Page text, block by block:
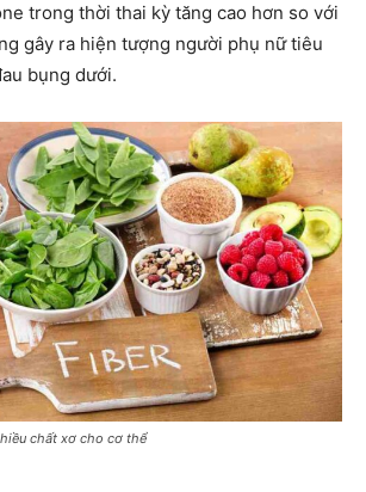
trong thời thai kỳ tăng cao hơn so với
gây ra hiện tượng người phụ nữ tiêu
bụng dưới.
chất xơ cho cơ thể